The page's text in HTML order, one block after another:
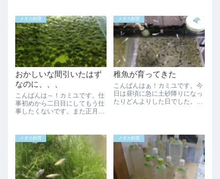
父の父の日のプレゼント選びか
ら遊びに出かけ土日はメダ活ほ
とんどしてません笑まぁ遊びに
行くのは大体メ...
らして来て倒れそうになりまし
た汗慌ててエアコンの効いた部
屋へ戻り冷たいものを飲んだり
休んで倒れるよ...
メダカ飼育
おかしいな間引いたはず
なのに、、、
こんばんは～！カミユです。仕
事初めから二日目にしてもう仕
事したくないです。また正月休
さんだけの限定的な効果の見込
めない宣言になるようです。な
んだかよくわかりませんが普段
と変わらない非常...
メダカ飼育
稚魚が育ってきた
こんばんはぁ！カミユです。今
日は昼頃に急に土砂降りになっ
たりどんよりした日でした。曇
器から稚魚容器に移したメダカ
がだいぶ大きくなってきたので
写真を撮りました...
メダカ飼育 メダカ飼育